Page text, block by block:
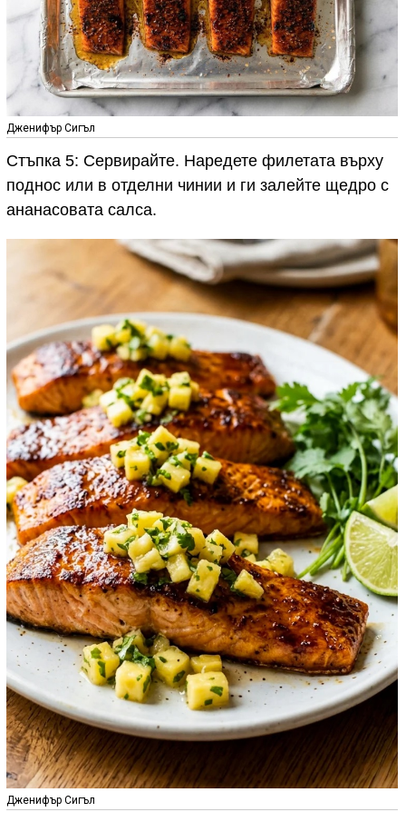
Дженифър Сигъл
Стъпка 5: Сервирайте. Наредете филетата върху
поднос или в отделни чинии и ги залейте щедро с
ананасовата салса.
Дженифър Сигъл